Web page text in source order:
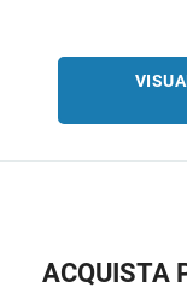
ACQUISTA